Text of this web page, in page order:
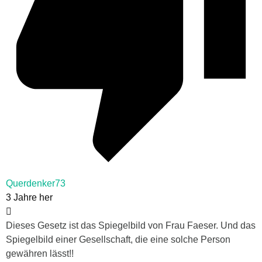
Querdenker73
3 Jahre her
Dieses Gesetz ist das Spiegelbild von Frau Faeser. Und das
Spiegelbild einer Gesellschaft, die eine solche Person
gewähren lässt!!